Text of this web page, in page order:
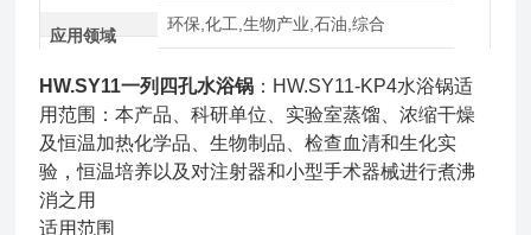
应用领域
环保,化工,生物产业,石油,综合
HW.SY11一列四孔水浴锅 ：HW.SY11-KP4水浴锅适
用范围：本产品、科研单位、实验室蒸馏、浓缩干燥
及恒温加热化学品、生物制品、检查血清和生化实
验，恒温培养以及对注射器和小型手术器械进行煮沸
消之用
适用范围